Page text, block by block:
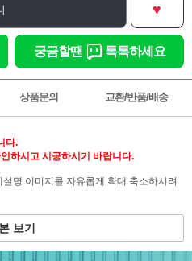
♥
궁금할땐 톡톡하세요
상품문의 교환/반품/배송
다.
하시고 시공하시기 바랍니다.
명 이미지를 자유롭게 확대 축소하시려
보기